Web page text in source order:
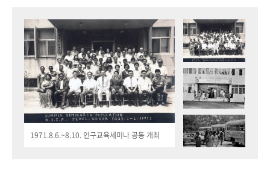
1971.8.6.~8.10. 인구교육세미나 공동 개최